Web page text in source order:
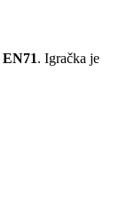
EN71. Igračka je